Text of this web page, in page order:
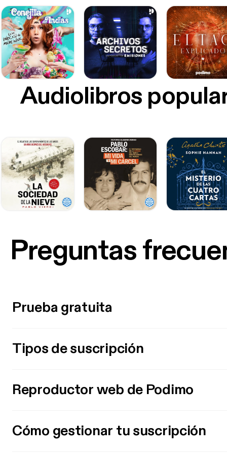
Audiolibros
Preguntas
Prueba gratuita
Tipos de suscripción
Reproductor web de Podimo
Cómo gestionar tu suscripción